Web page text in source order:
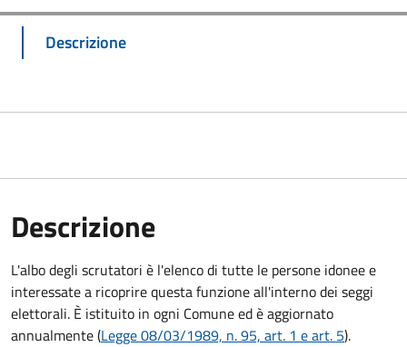
Descrizione
Descrizione
L'albo degli scrutatori è l'elenco di tutte le persone idonee e
interessate a ricoprire questa funzione all'interno dei seggi
elettorali. È istituito in ogni Comune ed è aggiornato
annualmente (Legge 08/03/1989, n. 95, art. 1 e art. 5).